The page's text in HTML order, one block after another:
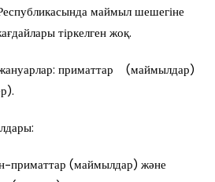
маймыл шешегіне
тіркелген жоқ.
приматтар (маймылдар)
приматтар (маймылдар) және